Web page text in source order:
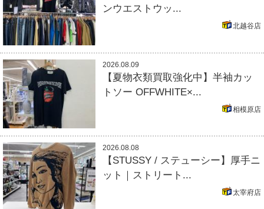
ンウエストウッ...
北越谷店
2026.08.09
【夏物衣類買取強化中】半袖カッ
トソー OFFWHITE×...
相模原店
2026.08.08
【STUSSY / ステューシー】厚手ニ
ット｜ストリート...
太宰府店